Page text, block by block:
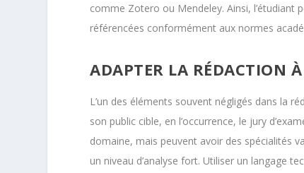
comme Zotero ou Mendeley. Ainsi, l’étudiant
référencées conformément aux normes
ADAPTER LA RÉDACTION
L’un des éléments souvent négligés dans la
son public cible, en l’occurrence, le jury
domaine, mais peuvent avoir des spécialités
un niveau d’analyse fort. Utiliser un langage